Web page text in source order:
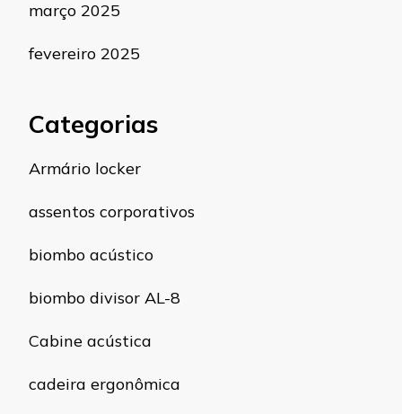
março 2025
fevereiro 2025
Categorias
Armário locker
assentos corporativos
biombo acústico
biombo divisor AL-8
Cabine acústica
cadeira ergonômica